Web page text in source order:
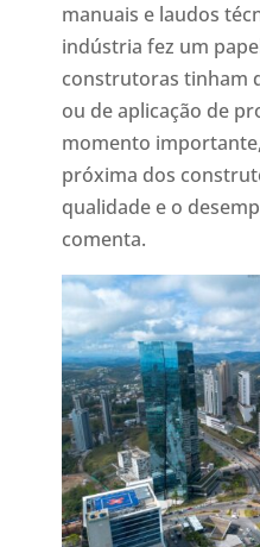
manuais e laudos
indústria fez um
construtoras tinham
ou de aplicação de
momento
próxima dos
qualidade e o
comenta.